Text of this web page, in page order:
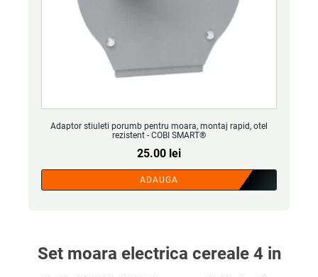
Adaptor stiuleti porumb pentru moara, montaj rapid, otel
rezistent - COBI SMART®
25.00 lei
ADAUGA
Set moara electrica cereale 4 in